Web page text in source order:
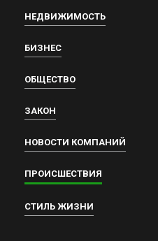
НЕДВИЖИМОСТЬ
БИЗНЕС
ОБЩЕСТВО
ЗАКОН
НОВОСТИ КОМПАНИЙ
ПРОИСШЕСТВИЯ
СТИЛЬ ЖИЗНИ